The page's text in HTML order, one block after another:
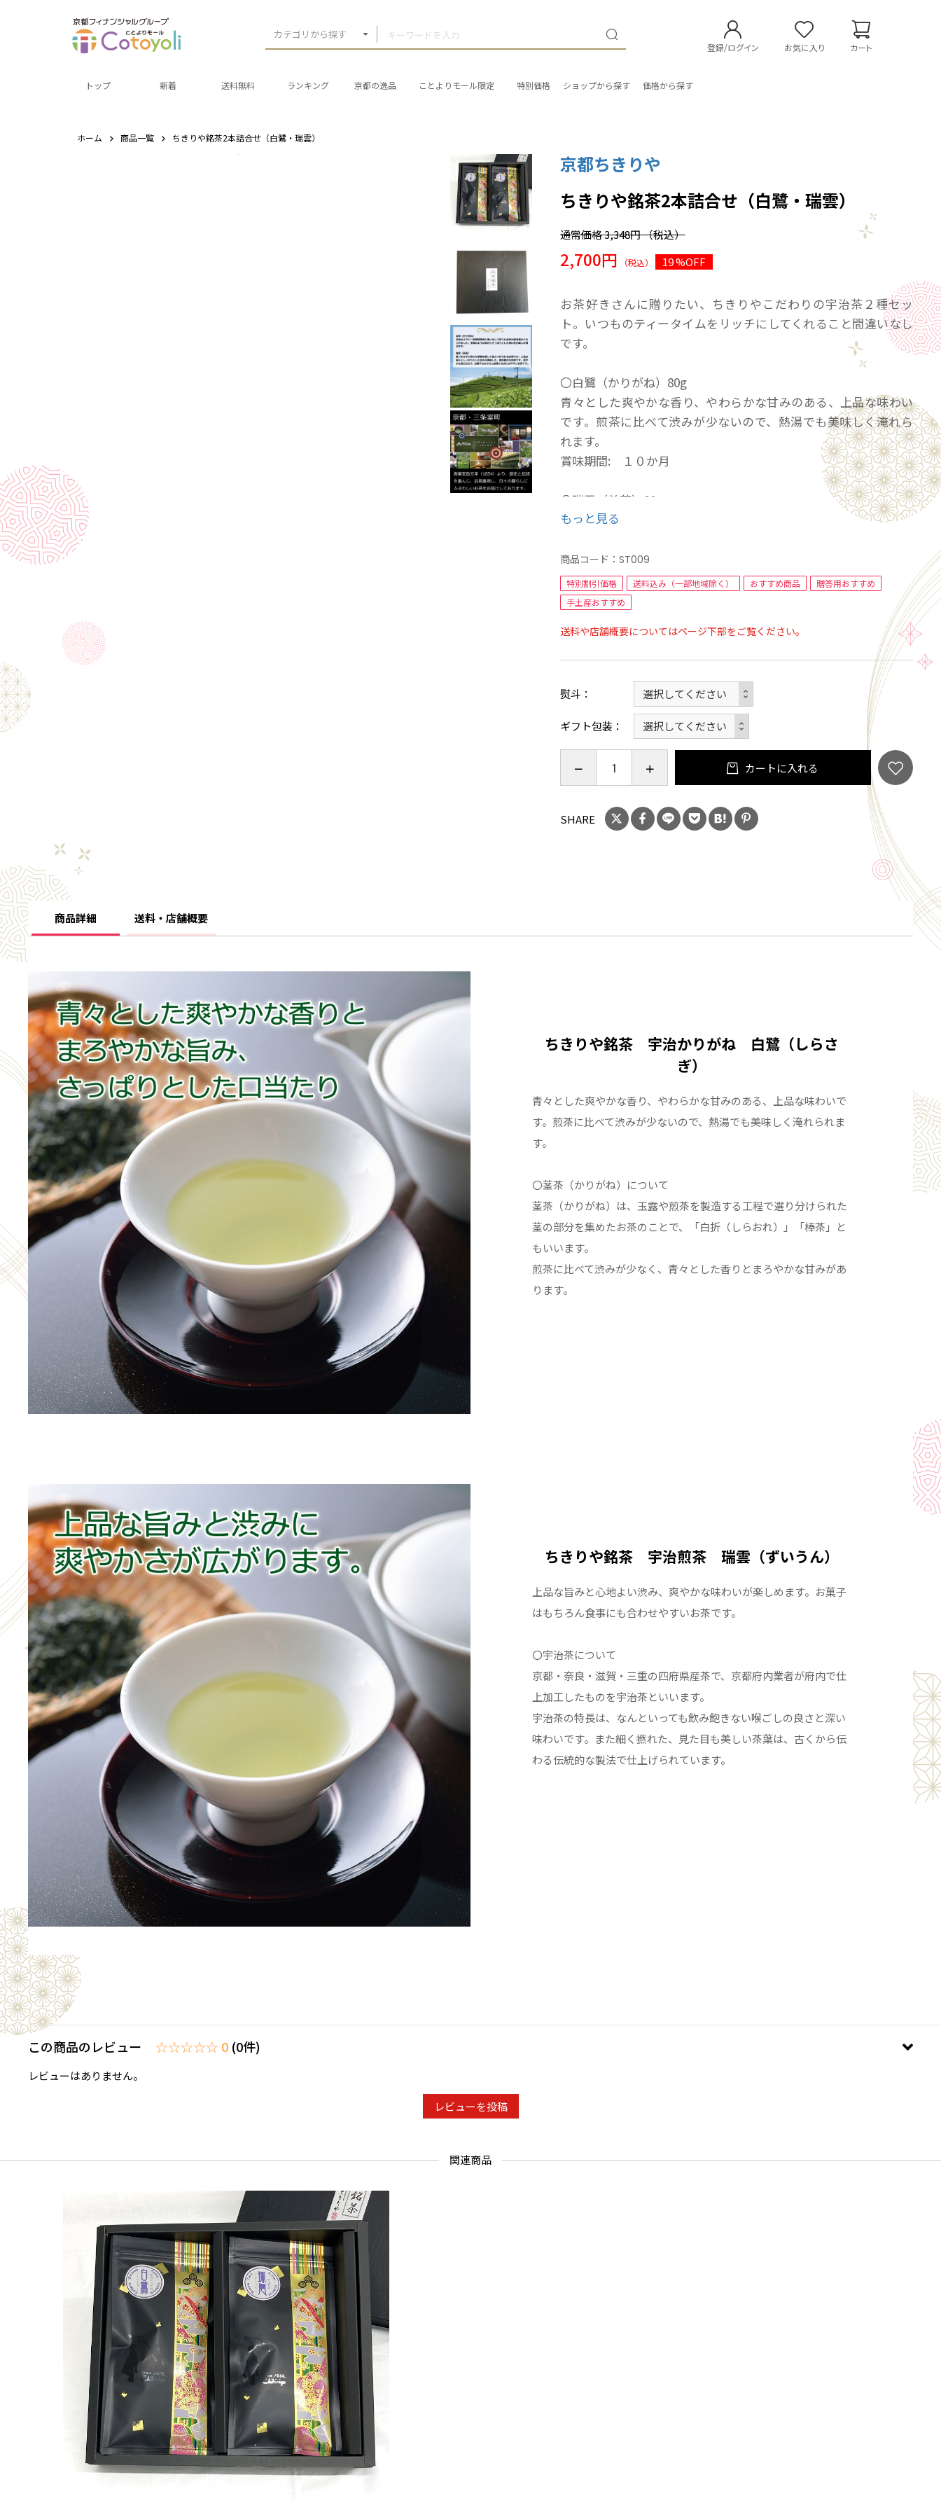
カテゴリから探す
登録/ログイン お気に入り カート
トップ 新着 送料無料 ランキング 京都の逸品 ことよりモール限定 特別価格 ショップから探す 価格から探す
ホーム 商品一覧 ちきりや銘茶2本詰合せ（白鷺・瑞雲）
京都ちきりや
ちきりや銘茶2本詰合せ（白鷺・瑞雲）
通常価格3,348円（税込）
2,700円 （税込） 19 %OFF
お茶好きさんに贈りたい、ちきりやこだわりの宇治茶２種セッ
ト。いつものティータイムをリッチにしてくれること間違いなし
です。
〇白鷺（かりがね）80g
青々とした爽やかな香り、やわらかな甘みのある、上品な味わい
です。煎茶に比べて渋みが少ないので、熱湯でも美味しく淹れら
れます。
賞味期間: １０か月
〇瑞雲（煎茶）80g
上品な旨みと心地よい渋み、爽やかな味わいが楽しめます。お菓
賞味期間: １０か月
もっと見る
商品コード：ST009
特別割引価格 送料込み（一部地域除く） おすすめ商品
贈答用おすすめ
手土産おすすめ
送料や店舗概要についてはページ下部をご覧ください。
熨斗
ギフト包装
カートに入れる
SHARE
商品詳細 送料・店舗概要
ちきりや銘茶 宇治かりがね 白鷺（しらさ
ぎ）
青々とした爽やかな香り、やわらかな甘みのある、上品な味わいで
す。煎茶に比べて渋みが少ないので、熱湯でも美味しく淹れられま
す。
〇茎茶（かりがね）について
茎茶（かりがね）は、玉露や煎茶を製造する工程で選り分けられた
茎の部分を集めたお茶のことで、「白折（しらおれ）」「棒茶」と
もいいます。
煎茶に比べて渋みが少なく、青々とした香りとまろやかな甘みがあ
ります。
ちきりや銘茶 宇治煎茶 瑞雲（ずいうん）
上品な旨みと心地よい渋み、爽やかな味わいが楽しめます。お菓子
はもちろん食事にも合わせやすいお茶です。
〇宇治茶について
京都・奈良・滋賀・三重の四府県産茶で、京都府内業者が府内で仕
上加工したものを宇治茶といいます。
宇治茶の特長は、なんといっても飲み飽きない喉ごしの良さと深い
味わいです。また細く撚れた、見た目も美しい茶葉は、古くから伝
わる伝統的な製法で仕上げられています。
この商品のレビュー ☆☆☆☆☆ 0 (0件)
レビューはありません。
レビューを投稿
関連商品